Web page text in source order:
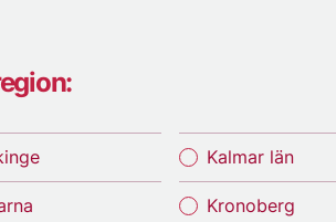
Kalmar län
Kronoberg